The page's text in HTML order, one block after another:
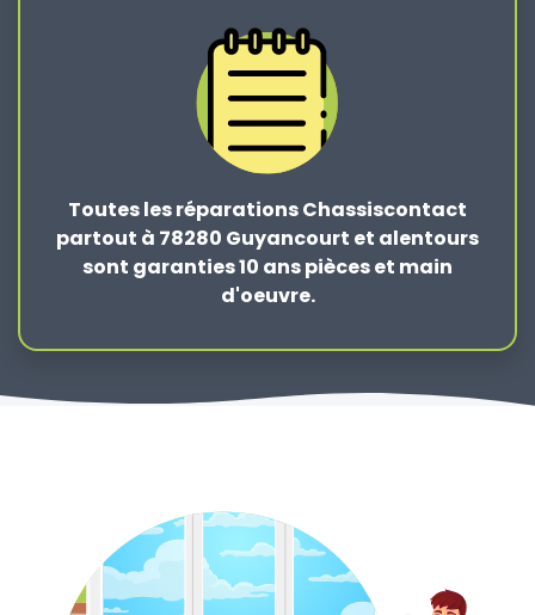
Toutes les réparations Chassiscontact
partout à 78280 Guyancourt et alentours
sont garanties 10 ans pièces et main
d'oeuvre.